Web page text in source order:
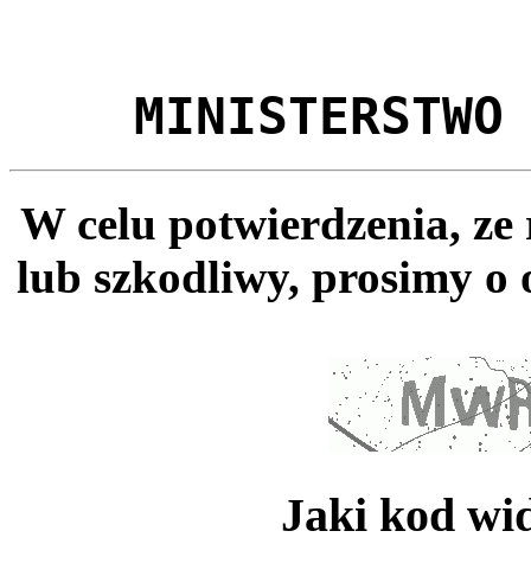
MINISTERSTWO
W celu potwierdzenia,
lub szkodliwy, prosimy o
Jaki kod